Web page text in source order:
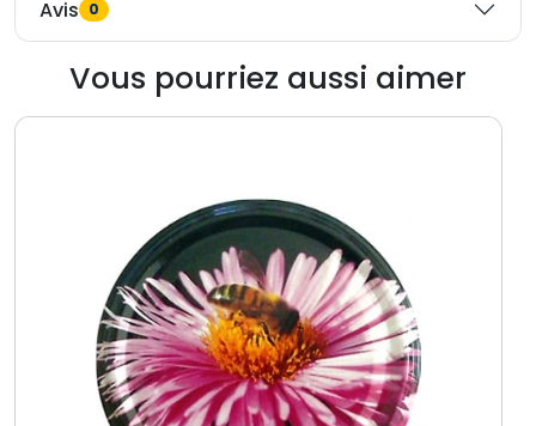
Avis 0
Vous pourriez aussi aimer